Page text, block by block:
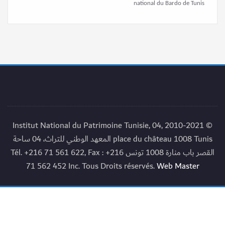
© 2010-2021 Institut National du Patrimoine Tunisie, 04,
place du château 1008 Tunis المعهد الوطني للتراث، 04 ساحة
القصر باب منارة 1008 تونس Tél. +216 71 561 622, Fax : +216
71 562 452 Inc. Tous Droits réservés.Web Master